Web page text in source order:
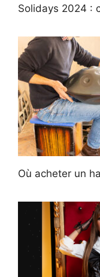
Solidays 2024 :
Où acheter un